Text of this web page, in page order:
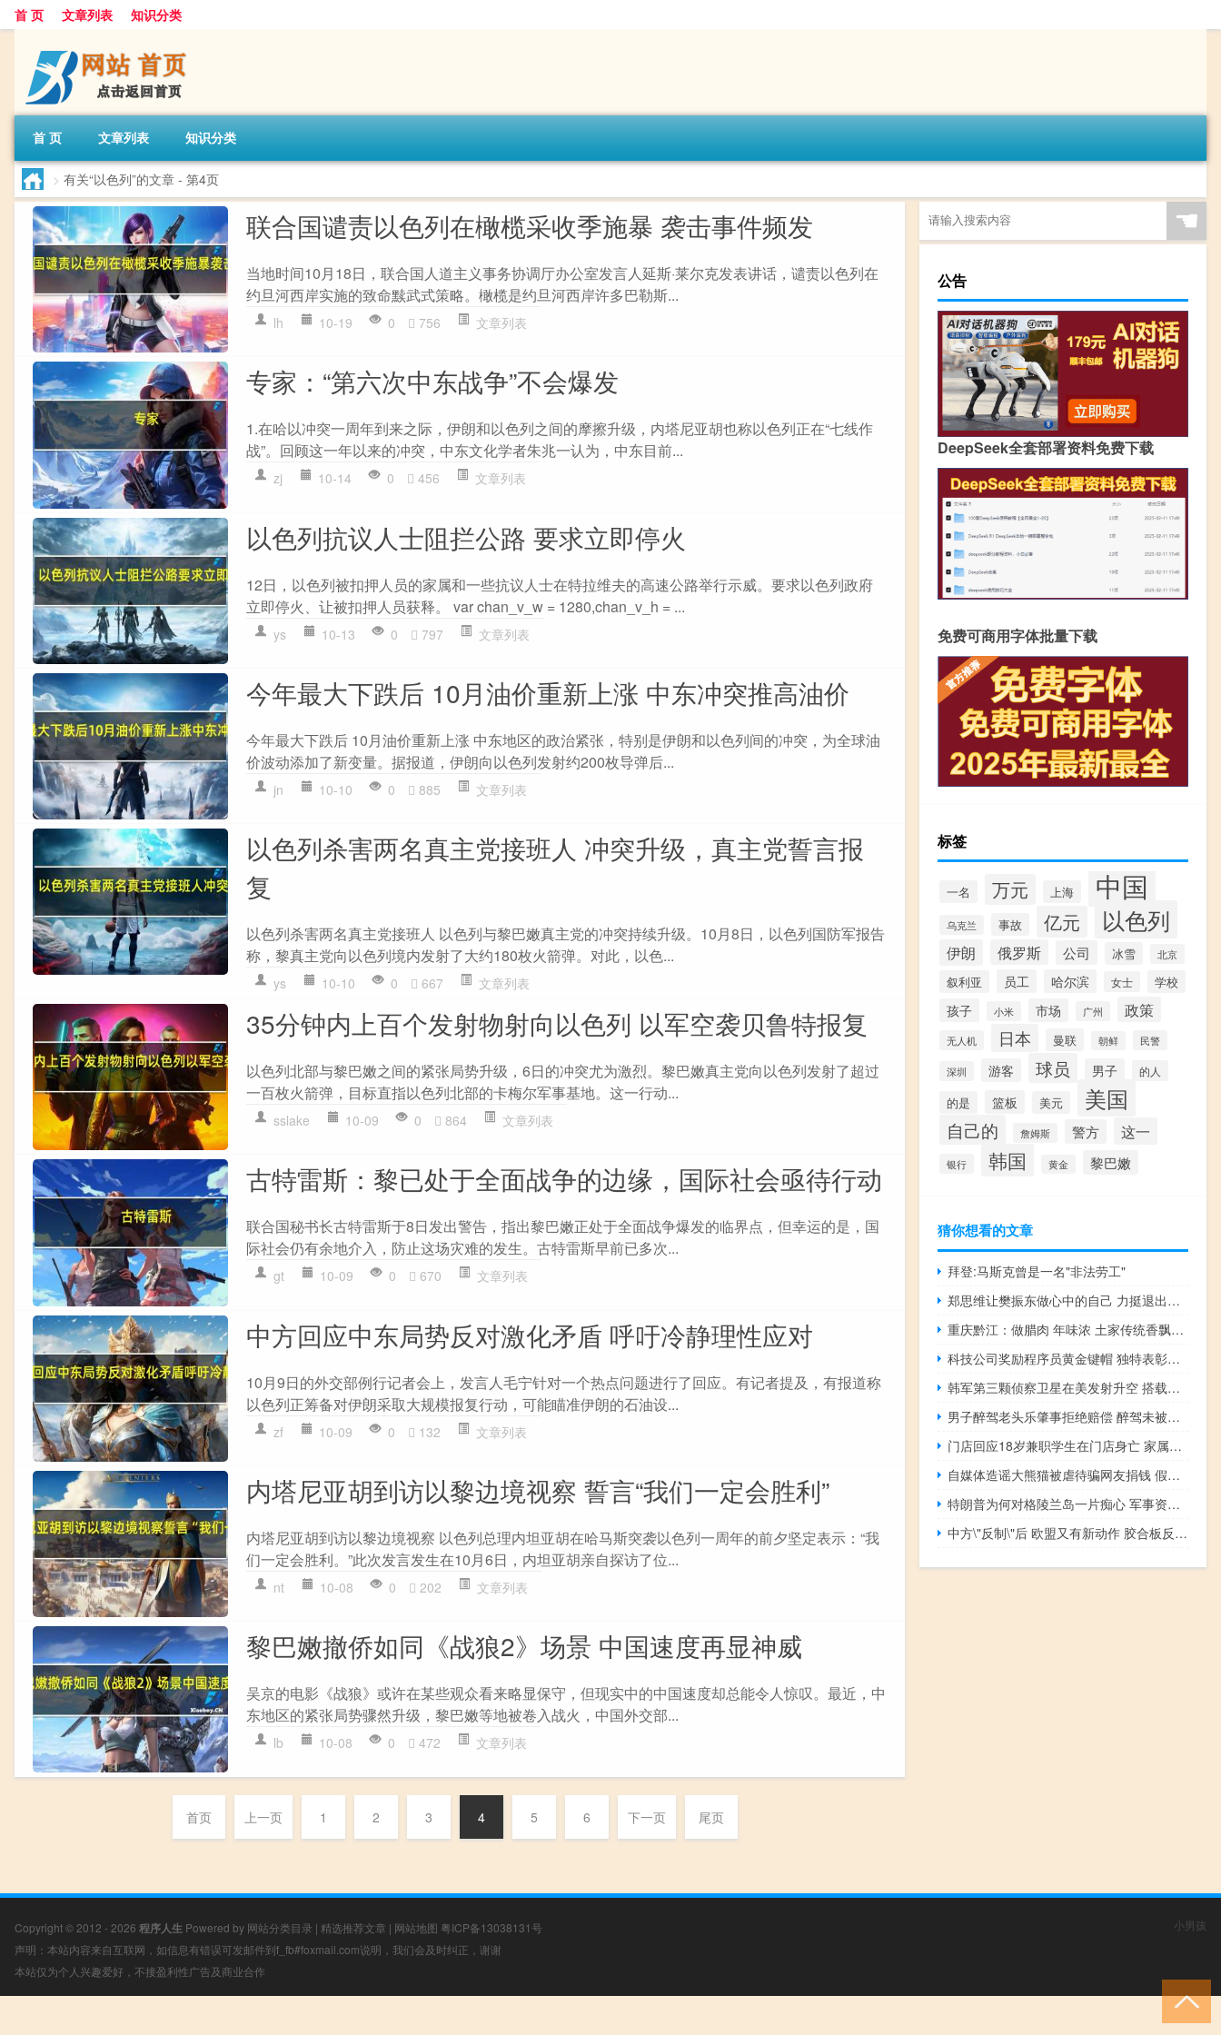
首 页 文章列表 知识分类
首 页 文章列表 知识分类
> 有关“以色列”的文章 - 第4页
联合国谴责以色列在橄榄采收季施暴 袭击事件频发
当地时间10月18日，联合国人道主义事务协调厅办公室发言人延斯·莱尔克发表讲话，谴责以色列在
约旦河西岸实施的致命黩武式策略。橄榄是约旦河西岸许多巴勒斯...
lh 10-19 0 756 文章列表
专家：“第六次中东战争”不会爆发
1.在哈以冲突一周年到来之际，伊朗和以色列之间的摩擦升级，内塔尼亚胡也称以色列正在“七线作
战”。回顾这一年以来的冲突，中东文化学者朱兆一认为，中东目前...
zj 10-14 0 456 文章列表
以色列抗议人士阻拦公路 要求立即停火
12日，以色列被扣押人员的家属和一些抗议人士在特拉维夫的高速公路举行示威。要求以色列政府
立即停火、让被扣押人员获释。 var chan_v_w = 1280,chan_v_h = ...
ys 10-13 0 797 文章列表
今年最大下跌后 10月油价重新上涨 中东冲突推高油价
今年最大下跌后 10月油价重新上涨 中东地区的政治紧张，特别是伊朗和以色列间的冲突，为全球油
价波动添加了新变量。据报道，伊朗向以色列发射约200枚导弹后...
jn 10-10 0 885 文章列表
以色列杀害两名真主党接班人 冲突升级，真主党誓言报
复
以色列杀害两名真主党接班人 以色列与黎巴嫩真主党的冲突持续升级。10月8日，以色列国防军报告
称，黎真主党向以色列境内发射了大约180枚火箭弹。对此，以色...
ys 10-10 0 667 文章列表
35分钟内上百个发射物射向以色列 以军空袭贝鲁特报复
以色列北部与黎巴嫩之间的紧张局势升级，6日的冲突尤为激烈。黎巴嫩真主党向以色列发射了超过
一百枚火箭弹，目标直指以色列北部的卡梅尔军事基地。这一行动...
sslake 10-09 0 864 文章列表
古特雷斯：黎已处于全面战争的边缘，国际社会亟待行动
联合国秘书长古特雷斯于8日发出警告，指出黎巴嫩正处于全面战争爆发的临界点，但幸运的是，国
际社会仍有余地介入，防止这场灾难的发生。古特雷斯早前已多次...
gt 10-09 0 670 文章列表
中方回应中东局势反对激化矛盾 呼吁冷静理性应对
10月9日的外交部例行记者会上，发言人毛宁针对一个热点问题进行了回应。有记者提及，有报道称
以色列正筹备对伊朗采取大规模报复行动，可能瞄准伊朗的石油设...
zf 10-09 0 132 文章列表
内塔尼亚胡到访以黎边境视察 誓言“我们一定会胜利”
内塔尼亚胡到访以黎边境视察 以色列总理内坦亚胡在哈马斯突袭以色列一周年的前夕坚定表示：“我
们一定会胜利。”此次发言发生在10月6日，内坦亚胡亲自探访了位...
nt 10-08 0 202 文章列表
黎巴嫩撤侨如同《战狼2》场景 中国速度再显神威
吴京的电影《战狼》或许在某些观众看来略显保守，但现实中的中国速度却总能令人惊叹。最近，中
东地区的紧张局势骤然升级，黎巴嫩等地被卷入战火，中国外交部...
lb 10-08 0 472 文章列表
首页 上一页 1 2 3 4 5 6 下一页 尾页
☚
公告
DeepSeek全套部署资料免费下载
免费可商用字体批量下载
标签
一名 万元 上海 中国
乌克兰 事故 亿元 以色列
伊朗 俄罗斯 公司 冰雪 北京
叙利亚 员工 哈尔滨 女士 学校
孩子 小米 市场 广州 政策
无人机 日本 曼联 朝鲜 民警
深圳 游客 球员 男子 的人
的是 篮板 美元 美国
自己的 詹姆斯 警方 这一
银行 韩国 黄金 黎巴嫩
猜你想看的文章
拜登:马斯克曾是一名"非法劳工"
郑思维让樊振东做心中的自己 力挺退出世界排名
重庆黔江：做腊肉 年味浓 土家传统香飘全国
科技公司奖励程序员黄金键帽 独特表彰引争议
韩军第三颗侦察卫星在美发射升空 搭载合成孔径雷达
男子醉驾老头乐肇事拒绝赔偿 醉驾未被追究刑责引发争议
门店回应18岁兼职学生在门店身亡 家属讨公道
自媒体造谣大熊猫被虐待骗网友捐钱 假保护真敛财
特朗普为何对格陵兰岛一片痴心 军事资源与航道吸引力
中方\"反制\"后 欧盟又有新动作 胶合板反倾销再启战线
Copyright © 2012 - 2026 程序人生 Powered by 网站分类目录 | 精选推荐文章 | 网站地图 粤ICP备13038131号
声明：本站内容来自互联网，如信息有错误可发邮件到f_fb#foxmail.com说明，我们会及时纠正，谢谢
本站仅为个人兴趣爱好，不接盈利性广告及商业合作
小男孩